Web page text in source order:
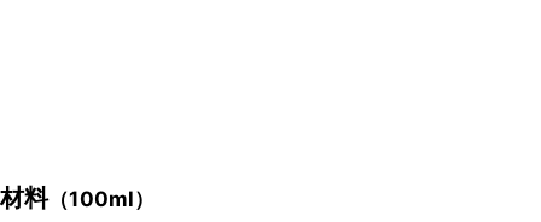
材料（100ml）